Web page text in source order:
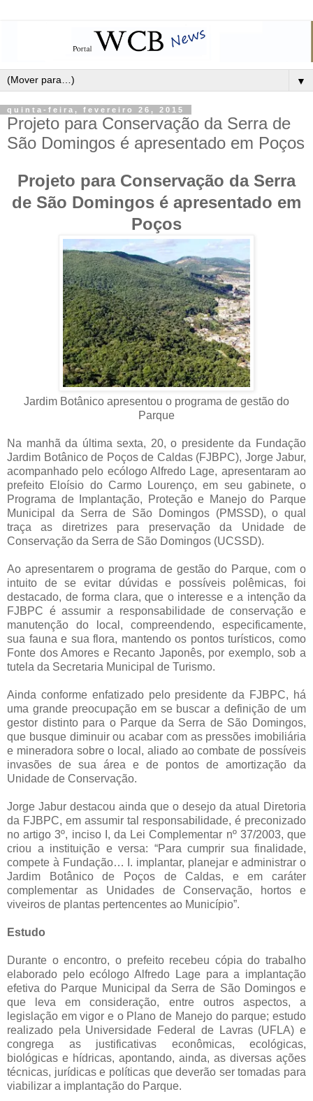
▼
quinta-feira, fevereiro 26, 2015
Projeto para Conservação da Serra de
São Domingos é apresentado em Poços
Projeto para Conservação da Serra
de São Domingos é apresentado em
Poços
Jardim Botânico apresentou o programa de gestão do
Parque
Na manhã da última sexta, 20, o presidente da Fundação
Jardim Botânico de Poços de Caldas (FJBPC), Jorge Jabur,
acompanhado pelo ecólogo Alfredo Lage, apresentaram ao
prefeito Eloísio do Carmo Lourenço, em seu gabinete, o
Programa de Implantação, Proteção e Manejo do Parque
Municipal da Serra de São Domingos (PMSSD), o qual
traça as diretrizes para preservação da Unidade de
Conservação da Serra de São Domingos (UCSSD).
Ao apresentarem o programa de gestão do Parque, com o
intuito de se evitar dúvidas e possíveis polêmicas, foi
destacado, de forma clara, que o interesse e a intenção da
FJBPC é assumir a responsabilidade de conservação e
manutenção do local, compreendendo, especificamente,
sua fauna e sua flora, mantendo os pontos turísticos, como
Fonte dos Amores e Recanto Japonês, por exemplo, sob a
tutela da Secretaria Municipal de Turismo.
Ainda conforme enfatizado pelo presidente da FJBPC, há
uma grande preocupação em se buscar a definição de um
gestor distinto para o Parque da Serra de São Domingos,
que busque diminuir ou acabar com as pressões imobiliária
e mineradora sobre o local, aliado ao combate de possíveis
invasões de sua área e de pontos de amortização da
Unidade de Conservação.
Jorge Jabur destacou ainda que o desejo da atual Diretoria
da FJBPC, em assumir tal responsabilidade, é preconizado
no artigo 3º, inciso I, da Lei Complementar nº 37/2003, que
criou a instituição e versa: “Para cumprir sua finalidade,
compete à Fundação… I. implantar, planejar e administrar o
Jardim Botânico de Poços de Caldas, e em caráter
complementar as Unidades de Conservação, hortos e
viveiros de plantas pertencentes ao Município”.
Estudo
Durante o encontro, o prefeito recebeu cópia do trabalho
elaborado pelo ecólogo Alfredo Lage para a implantação
efetiva do Parque Municipal da Serra de São Domingos e
que leva em consideração, entre outros aspectos, a
legislação em vigor e o Plano de Manejo do parque; estudo
realizado pela Universidade Federal de Lavras (UFLA) e
congrega as justificativas econômicas, ecológicas,
biológicas e hídricas, apontando, ainda, as diversas ações
técnicas, jurídicas e políticas que deverão ser tomadas para
viabilizar a implantação do Parque.